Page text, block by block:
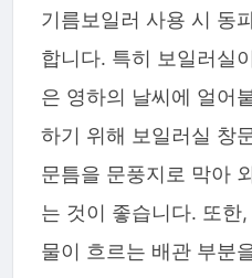
기름보일러 사용 시 동
합니다. 특히 보일러실
은 영하의 날씨에 얼어
하기 위해 보일러실 창
문틈을 문풍지로 막아
는 것이 좋습니다. 또한
물이 흐르는 배관 부분